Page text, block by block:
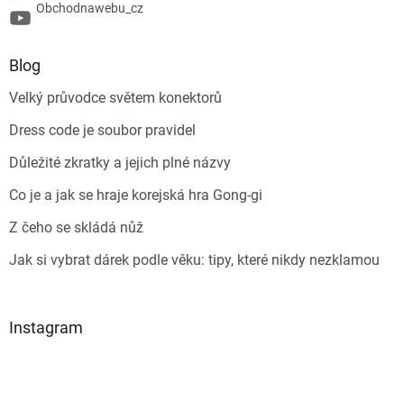
Obchodnawebu_cz
Blog
Velký průvodce světem konektorů
Dress code je soubor pravidel
Důležité zkratky a jejich plné názvy
Co je a jak se hraje korejská hra Gong-gi
Z čeho se skládá nůž
Jak si vybrat dárek podle věku: tipy, které nikdy nezklamou
Instagram